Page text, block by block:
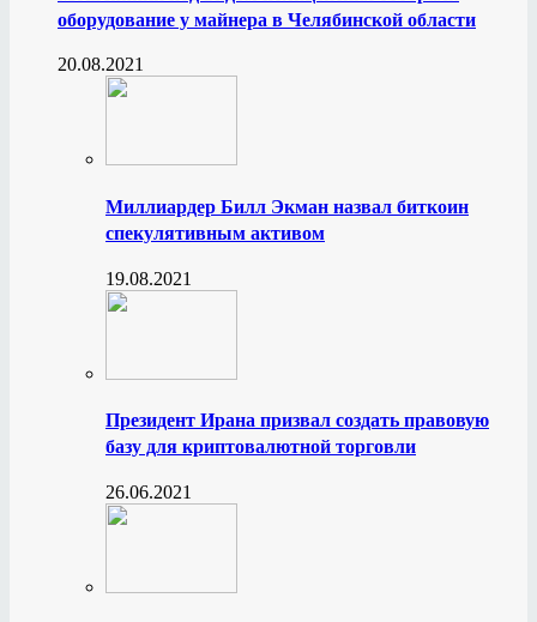
оборудование у майнера в Челябинской области
20.08.2021
Миллиардер Билл Экман назвал биткоин
спекулятивным активом
19.08.2021
Президент Ирана призвал создать правовую
базу для криптовалютной торговли
26.06.2021